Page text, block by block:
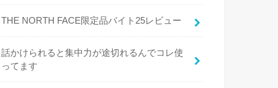
THE NORTH FACE限定品バイト25レビュー
話かけられると集中力が途切れるんでコレ使
ってます